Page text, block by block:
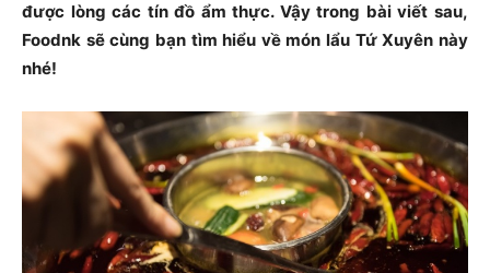
được lòng các tín đồ ẩm thực. Vậy trong bài viết sau,
Foodnk sẽ cùng bạn tìm hiểu về món lẩu Tứ Xuyên này
nhé!